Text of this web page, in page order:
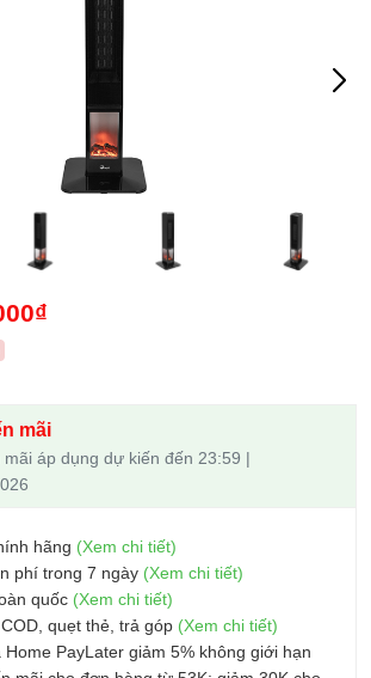
mãi
mãi áp dụng dự kiến đến 23:59 |
hãng (Xem chi tiết)
phí trong 7 ngày (Xem chi tiết)
quốc (Xem chi tiết)
quẹt thẻ, trả góp (Xem chi tiết)
Home PayLater giảm 5% không giới hạn